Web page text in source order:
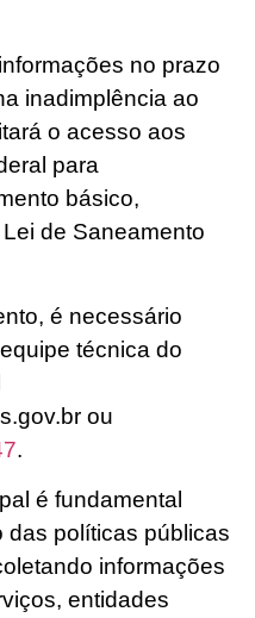
no prazo
inadimplência ao
o acesso aos
para
básico,
de Saneamento
é necessário
técnica do
ou
.
é fundamental
das políticas públicas
informações
entidades